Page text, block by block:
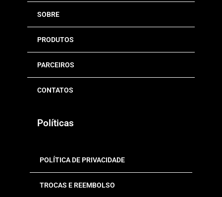
SOBRE
PRODUTOS
PARCEIROS
CONTATOS
Políticas
POLÍTICA DE PRIVACIDADE
TROCAS E REEMBOLSO